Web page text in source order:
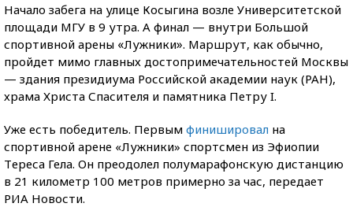
Начало забега на улице Косыгина возле Университетской
площади МГУ в 9 утра. А финал — внутри Большой
спортивной арены «Лужники». Маршрут, как обычно,
пройдет мимо главных достопримечательностей Москвы
— здания президиума Российской академии наук (РАН),
храма Христа Спасителя и памятника Петру I.
Уже есть победитель. Первым финишировал на
спортивной арене «Лужники» спортсмен из Эфиопии
Tереса Гела. Он преодолел полумарафонскую дистанцию
в 21 километр 100 метров примерно за час, передает
РИА Новости.